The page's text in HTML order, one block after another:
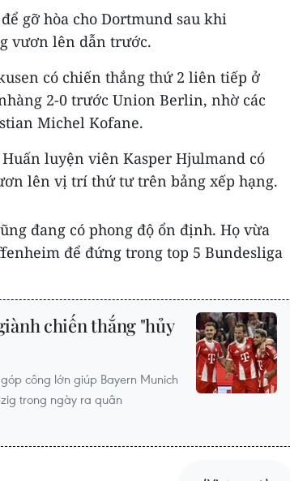
gỡ hòa cho Dortmund sau khi
vươn lên dẫn trước.
có chiến thắng thứ 2 liên tiếp ở
2-0 trước Union Berlin, nhờ các
Michel Kofane.
luyện viên Kasper Hjulmand có
lên vị trí thứ tư trên bảng xếp hạng.
đang có phong độ ổn định. Họ vừa
để đứng trong top 5 Bundesliga
chiến thắng "hủy
công lớn giúp Bayern Munich
trong ngày ra quân